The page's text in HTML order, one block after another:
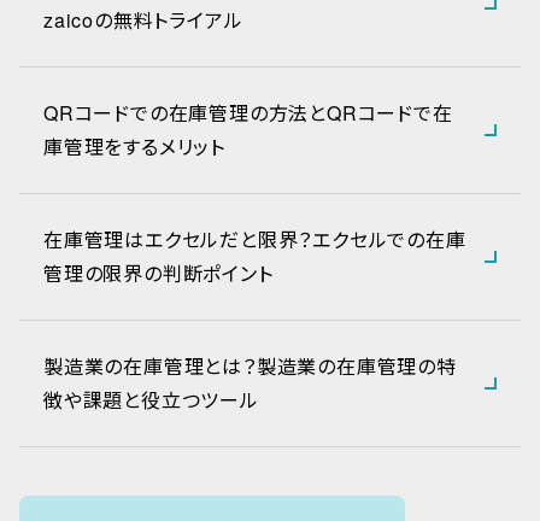
zaicoの無料トライアル
QRコードでの在庫管理の方法とQRコードで在
庫管理をするメリット
在庫管理はエクセルだと限界？エクセルでの在庫
管理の限界の判断ポイント
製造業の在庫管理とは？製造業の在庫管理の特
徴や課題と役立つツール